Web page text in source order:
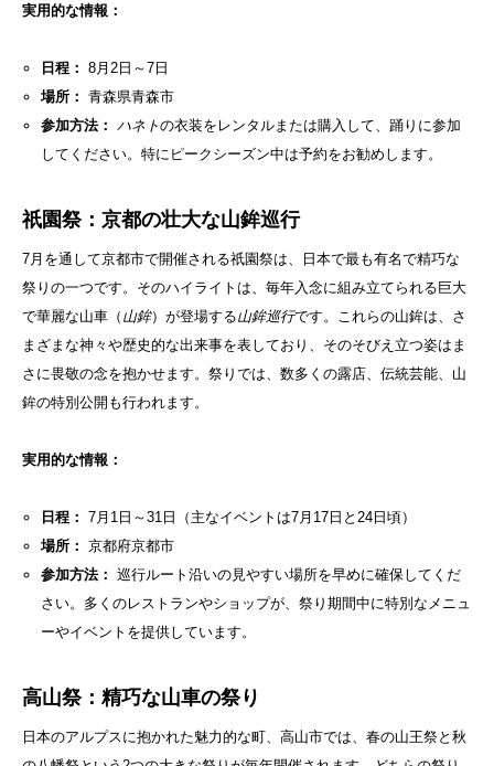
実用的な情報：
日程： 8月2日～7日
場所： 青森県青森市
参加方法：
ハネトの衣装をレンタルまたは購入して、踊りに参加
してください。特にピークシーズン中は予約をお勧めします。
祇園祭：京都の壮大な山鉾巡行
7月を通して京都市で開催される祇園祭は、日本で最も有名で精巧な
祭りの一つです。そのハイライトは、毎年入念に組み立てられる巨大
で華麗な山車（ 山鉾）が登場する山鉾巡行です。これらの山鉾は、さ
まざまな神々や歴史的な出来事を表しており、そのそびえ立つ姿はま
さに畏敬の念を抱かせます。祭りでは、数多くの露店、伝統芸能、山
鉾の特別公開も行われます。
実用的な情報：
日程： 7月1日～31日（主なイベントは7月17日と24日頃）
場所： 京都府京都市
参加方法： 巡行ルート沿いの見やすい場所を早めに確保してくだ
さい。多くのレストランやショップが、祭り期間中に特別なメニュ
ーやイベントを提供しています。
高山祭：精巧な山車の祭り
日本のアルプスに抱かれた魅力的な町、高山市では、春の山王祭と秋